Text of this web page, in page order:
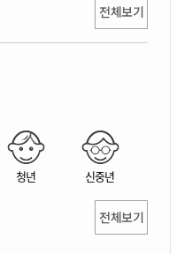
전체보기
청년 신중년
전체보기